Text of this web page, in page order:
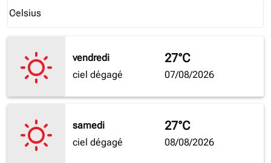
Celsius
keyboard_arrow_down
vendredi
ciel dégagé
27°C
07/08/2026
samedi
ciel dégagé
27°C
08/08/2026